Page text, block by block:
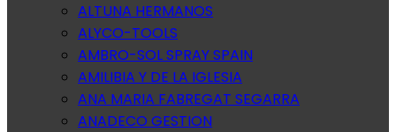
ALTUNA HERMANOS
ALYCO-TOOLS
AMBRO-SOL SPRAY SPAIN
AMILIBIA Y DE LA IGLESIA
ANA MARIA FABREGAT SEGARRA
ANADECO GESTION